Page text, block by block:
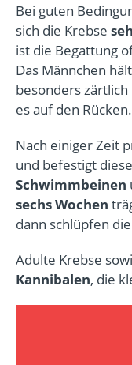
Bei guten
sich die Krebse
ist die Begattung
Das Männchen
besonders
es auf den Rücken.
Nach einiger Zeit
und befestigt
Schwimmbeinen
sechs Wochen
dann schlüpfen die
Adulte Krebse
Kannibalen, die